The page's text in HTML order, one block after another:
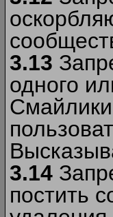
3.13
одного
3.14
постить